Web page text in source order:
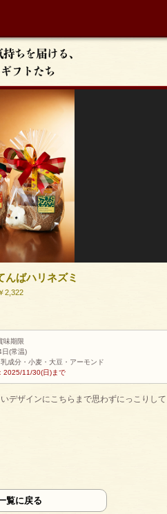
んばハリネズミ
2,322
味期限
日(常温)
成分・小麦・大豆・アーモンド
2025/11/30(日)まで
ザインにこちらまで思わずにっこりし
覧に戻る